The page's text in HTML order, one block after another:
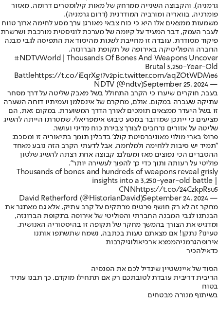
גרמניה), והקבוצה השנייה ממרחק של מאות קילומטרים דרומה, מאזור
פומרניה, בוואריה ומורביה המודרנית (דרום גרמניה).
משמעות ממצאים אלו היא כי כוח צבאי מאורגן ערך מסע לחימה ארוך טווח
לעבר העמק, דבר המעיד על קיומה של מערכת לוגיסטית מורכבת ושרשרת
פיקוד מסודרת. עובדה זו מחייבת לשנות מהיסוד את התפיסה לגבי מבנה
החברה והפוליטיקה באירופה של תקופת הברונזה.
#NDTVWorld
| Thousands Of Bones And Weapons Uncover
Brutal 3,250-Year-Old
Battlehttps://t.co/iEqrXg17v2pic.twitter.com/aqZOtWDMe6
— NDTV (@ndtv)
September 25, 2024
בעבר, חוקרים שיערו כי הקרב התחולל בשל מאבק שליטה על דרך מסחר
עתיקה שעברה במקום. אולם, מחקרם של אינסלמן ועמיתיו דוחה השערה
זו בשל היעדר ממצאים תומכים לאורך הדרך המשוערת. במקום זאת, הם
מציעים כי ייתכן שמדובר במסע כיבוש אימפריאלי, שמטרתו הייתה להשיג
שליטה על אזורים נרחבים לצורך צבירת כוח מדיני ועושר.
פרופ' בארי מולוי מאוניברסיטת קולג' בדבלין תומך בתיאוריה זו ומסכם:
"תמיד יש סיבות ללחימה ולמלחמה, אבל לדעתי הקרב הזה נובע מאחד
ההסברים הכי נפוצים מאז ומעולם: קבוצה אחת רצתה להשיג שלטון
פוליטי על רעותה ותוך כדי כך להפוך לעשירה יותר".
Thousands of bones and hundreds of weapons reveal grisly
insights into a 3,250-year-old battle |
CNN https://t.co/24CzkpRsu5
— David Retherford (@HistorianDavid)
September 24, 2024
מחקר זה לא רק חושף פרטים מרתקים על קרב עתיק, אלא גם מאתגר את
הבנתנו לגבי המבנה החברתי והפוליטי של אירופה בתקופת הברונזה,
ומדגיש את הצורך בהמשך מחקר של תקופה זו בהיסטוריה האנושית.
טעינו? נתקן! אם מצאתם טעות בכתבה, נשמח שתשתפו אותנו
אירופהגרמניהממצא ארכיאולוגיקרבות
כדאילהכיר
הסוד של איינשטיין שיגדיל לכם את הפנסיה
הריבית דריבית עובדת לטובתכם רק אם תתחילו מוקדם. כך תבנו עתיד
בטוח
בשיתוף מנורה מבטחים